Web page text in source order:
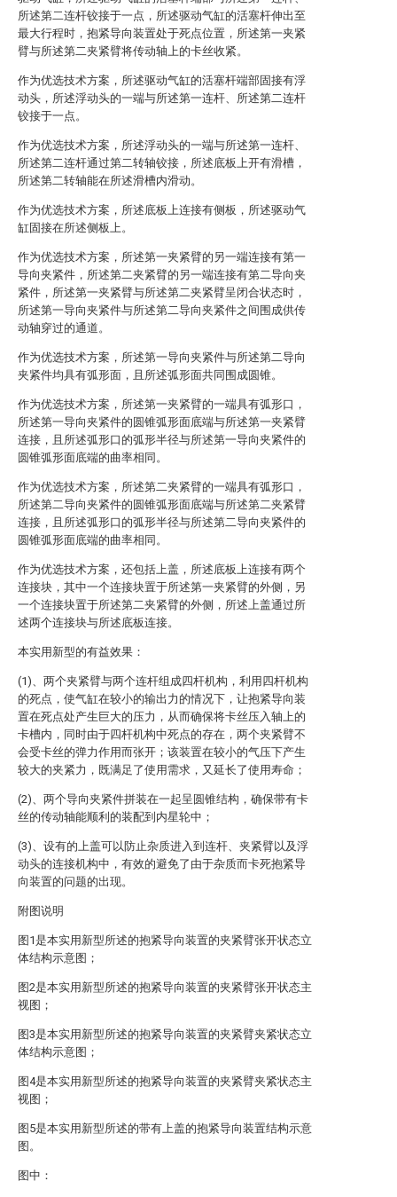
所述第二连杆铰接于一点，所述驱动气缸的活塞杆伸出至
最大行程时，抱紧导向装置处于死点位置，所述第一夹紧
臂与所述第二夹紧臂将传动轴上的卡丝收紧。
作为优选技术方案，所述驱动气缸的活塞杆端部固接有浮
动头，所述浮动头的一端与所述第一连杆、所述第二连杆
铰接于一点。
作为优选技术方案，所述浮动头的一端与所述第一连杆、
所述第二连杆通过第二转轴铰接，所述底板上开有滑槽，
所述第二转轴能在所述滑槽内滑动。
作为优选技术方案，所述底板上连接有侧板，所述驱动气
缸固接在所述侧板上。
作为优选技术方案，所述第一夹紧臂的另一端连接有第一
导向夹紧件，所述第二夹紧臂的另一端连接有第二导向夹
紧件，所述第一夹紧臂与所述第二夹紧臂呈闭合状态时，
所述第一导向夹紧件与所述第二导向夹紧件之间围成供传
动轴穿过的通道。
作为优选技术方案，所述第一导向夹紧件与所述第二导向
夹紧件均具有弧形面，且所述弧形面共同围成圆锥。
作为优选技术方案，所述第一夹紧臂的一端具有弧形口，
所述第一导向夹紧件的圆锥弧形面底端与所述第一夹紧臂
连接，且所述弧形口的弧形半径与所述第一导向夹紧件的
圆锥弧形面底端的曲率相同。
作为优选技术方案，所述第二夹紧臂的一端具有弧形口，
所述第二导向夹紧件的圆锥弧形面底端与所述第二夹紧臂
连接，且所述弧形口的弧形半径与所述第二导向夹紧件的
圆锥弧形面底端的曲率相同。
作为优选技术方案，还包括上盖，所述底板上连接有两个
连接块，其中一个连接块置于所述第一夹紧臂的外侧，另
一个连接块置于所述第二夹紧臂的外侧，所述上盖通过所
述两个连接块与所述底板连接。
本实用新型的有益效果：
(1)、两个夹紧臂与两个连杆组成四杆机构，利用四杆机构
的死点，使气缸在较小的输出力的情况下，让抱紧导向装
置在死点处产生巨大的压力，从而确保将卡丝压入轴上的
卡槽内，同时由于四杆机构中死点的存在，两个夹紧臂不
会受卡丝的弹力作用而张开；该装置在较小的气压下产生
较大的夹紧力，既满足了使用需求，又延长了使用寿命；
(2)、两个导向夹紧件拼装在一起呈圆锥结构，确保带有卡
丝的传动轴能顺利的装配到内星轮中；
(3)、设有的上盖可以防止杂质进入到连杆、夹紧臂以及浮
动头的连接机构中，有效的避免了由于杂质而卡死抱紧导
向装置的问题的出现。
附图说明
图1是本实用新型所述的抱紧导向装置的夹紧臂张开状态立
体结构示意图；
图2是本实用新型所述的抱紧导向装置的夹紧臂张开状态主
视图；
图3是本实用新型所述的抱紧导向装置的夹紧臂夹紧状态立
体结构示意图；
图4是本实用新型所述的抱紧导向装置的夹紧臂夹紧状态主
视图；
图5是本实用新型所述的带有上盖的抱紧导向装置结构示意
图。
图中：